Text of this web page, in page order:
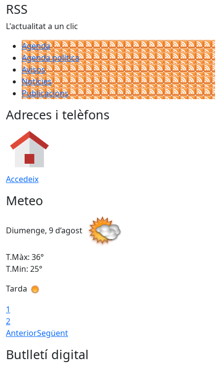
RSS
L'actualitat a un clic
Agenda
Agenda política
Avisos
Notícies
Publicacions
Adreces i telèfons
Accedeix
Meteo
Diumenge, 9 d’agost
T.Màx: 36°
T.Min: 25°
Tarda
1
2
AnteriorSegüent
Butlletí digital